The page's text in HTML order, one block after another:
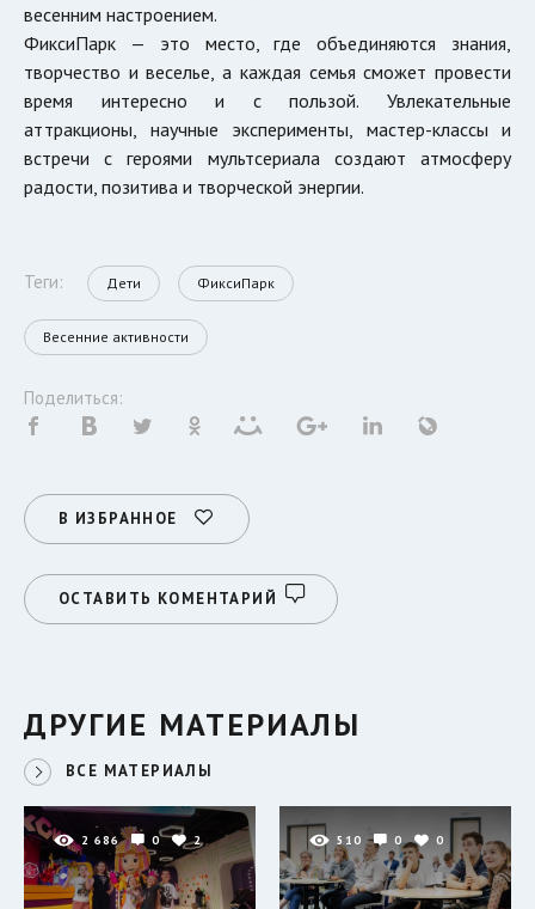
весенним настроением.
ФиксиПарк — это место, где объединяются знания,
творчество и веселье, а каждая семья сможет провести
время интересно и с пользой. Увлекательные
аттракционы, научные эксперименты, мастер-классы и
встречи с героями мультсериала создают атмосферу
радости, позитива и творческой энергии.
Теги: Дети ФиксиПарк
Весенние активности
Поделиться:
В ИЗБРАННОЕ
ОСТАВИТЬ КОМЕНТАРИЙ
ДРУГИЕ МАТЕРИАЛЫ
ВСЕ МАТЕРИАЛЫ
2 686 0 2 510 0 0